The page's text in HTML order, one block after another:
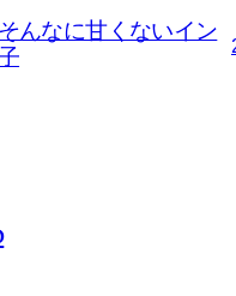
んなに甘くないイン